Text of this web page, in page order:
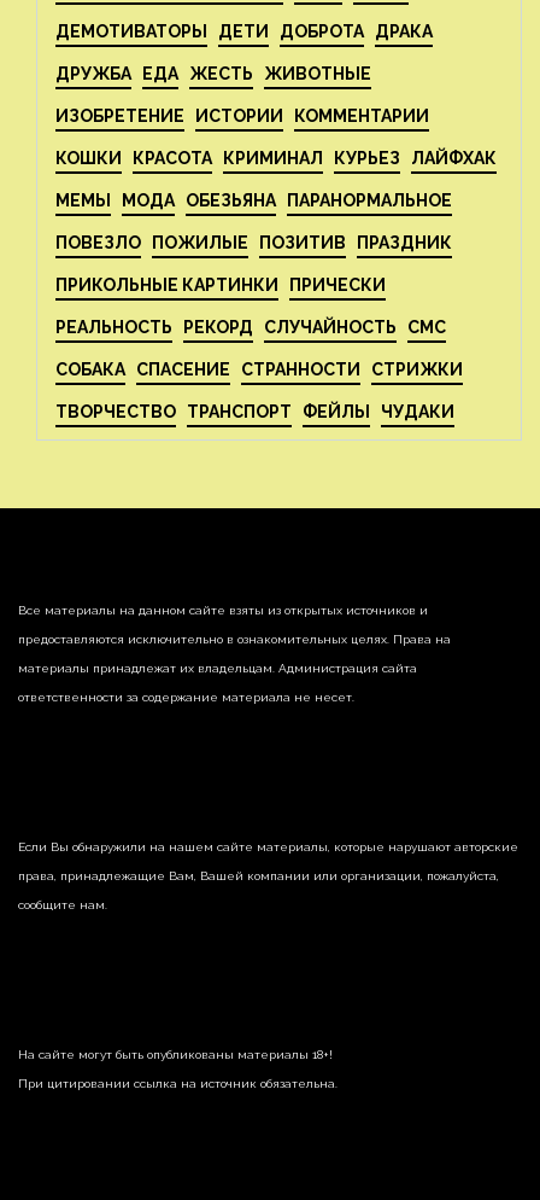
ДЕМОТИВАТОРЫ ДЕТИ ДОБРОТА ДРАКА
ДРУЖБА ЕДА ЖЕСТЬ ЖИВОТНЫЕ
ИЗОБРЕТЕНИЕ ИСТОРИИ КОММЕНТАРИИ
КОШКИ КРАСОТА КРИМИНАЛ КУРЬЕЗ ЛАЙФХАК
МЕМЫ МОДА ОБЕЗЬЯНА ПАРАНОРМАЛЬНОЕ
ПОВЕЗЛО ПОЖИЛЫЕ ПОЗИТИВ ПРАЗДНИК
ПРИКОЛЬНЫЕ КАРТИНКИ ПРИЧЕСКИ
РЕАЛЬНОСТЬ РЕКОРД СЛУЧАЙНОСТЬ СМС
СОБАКА СПАСЕНИЕ СТРАННОСТИ СТРИЖКИ
ТВОРЧЕСТВО ТРАНСПОРТ ФЕЙЛЫ ЧУДАКИ
Все материалы на данном сайте взяты из открытых источников и
предоставляются исключительно в ознакомительных целях. Права на
материалы принадлежат их владельцам. Администрация сайта
ответственности за содержание материала не несет.
Если Вы обнаружили на нашем сайте материалы, которые нарушают авторские
права, принадлежащие Вам, Вашей компании или организации, пожалуйста,
сообщите нам.
На сайте могут быть опубликованы материалы 18+!
При цитировании ссылка на источник обязательна.